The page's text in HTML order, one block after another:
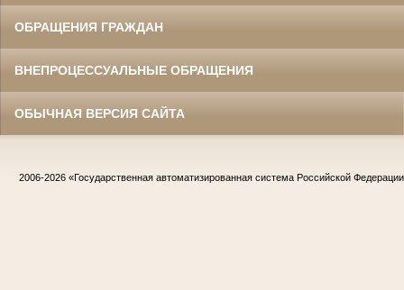
ОБРАЩЕНИЯ ГРАЖДАН
ВНЕПРОЦЕССУАЛЬНЫЕ ОБРАЩЕНИЯ
ОБЫЧНАЯ ВЕРСИЯ САЙТА
2006-2026 «Государственная автоматизированная система Российской